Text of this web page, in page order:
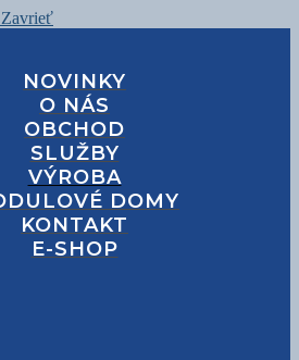
Zavrieť
NOVINKY
O NÁS
OBCHOD
SLUŽBY
VÝROBA
DOMY
KONTAKT
E-SHOP